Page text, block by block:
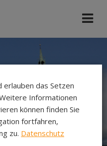
erlauben das Setzen
Informationen
können finden Sie
fortfahren,
zu. Datenschutz